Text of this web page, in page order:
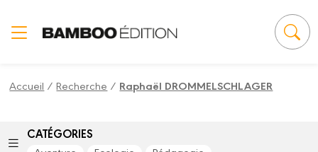
Accueil /Recherche / Raphaël DROMMELSCHLAGER
CATÉGORIES